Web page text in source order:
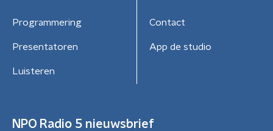
Programmering
Presentatoren
Luisteren
Contact
App de studio
NPO Radio 5 nieuwsbrief